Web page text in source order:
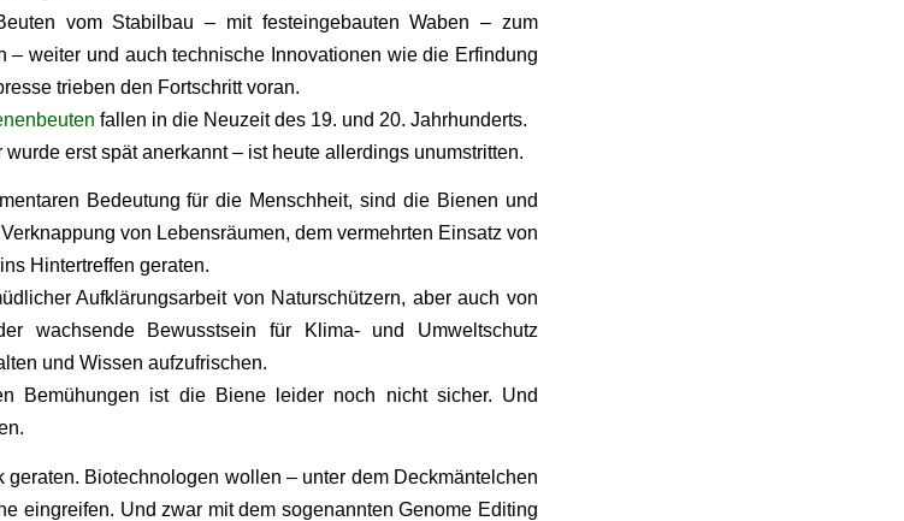
vom Stabilbau – mit festeingebauten Waben – zum
– weiter und auch technische Innovationen wie die Erfindung
trieben den Fortschritt voran.
fallen in die Neuzeit des 19. und 20. Jahrhunderts.
erst spät anerkannt – ist heute allerdings unumstritten.
Bedeutung für die Menschheit, sind die Bienen und
von Lebensräumen, dem vermehrten Einsatz von
Hintertreffen geraten.
Aufklärungsarbeit von Naturschützern, aber auch von
wachsende Bewusstsein für Klima- und Umweltschutz
und Wissen aufzufrischen.
Bemühungen ist die Biene leider noch nicht sicher. Und
Biotechnologen wollen – unter dem Deckmäntelchen
eingreifen. Und zwar mit dem sogenannten Genome Editing